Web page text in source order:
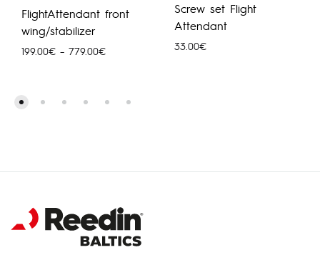
FlightAttendant front
wing/stabilizer
199.00€ – 779.00€Price
Screw set Flight
Attendant
33.00€